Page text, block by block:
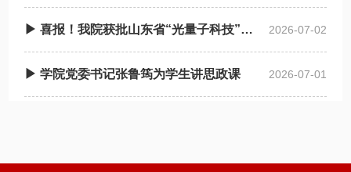
▶ 喜报！我院获批山东省“光量子科技”拔尖人才培养基地 2026-07-02
▶ 学院党委书记张鲁筠为学生讲思政课 2026-07-01